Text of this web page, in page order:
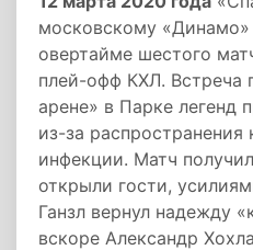
московскому
овертайме шестого
плей-офф КХЛ.
арене» в Парке легенд
из-за распространения
инфекции. Матч
открыли гости,
Ганзл вернул надежду
вскоре Александр